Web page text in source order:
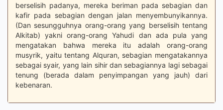
berselisih padanya, mereka beriman pada sebagian dan
kafir pada sebagian dengan jalan menyembunyikannya.
(Dan sesungguhnya orang-orang yang berselisih tentang
Alkitab) yakni orang-orang Yahudi dan ada pula yang
mengatakan bahwa mereka itu adalah orang-orang
musyrik, yaitu tentang Alquran, sebagian mengatakannya
sebagai syair, yang lain sihir dan sebagiannya lagi sebagai
tenung (berada dalam penyimpangan yang jauh) dari
kebenaran.